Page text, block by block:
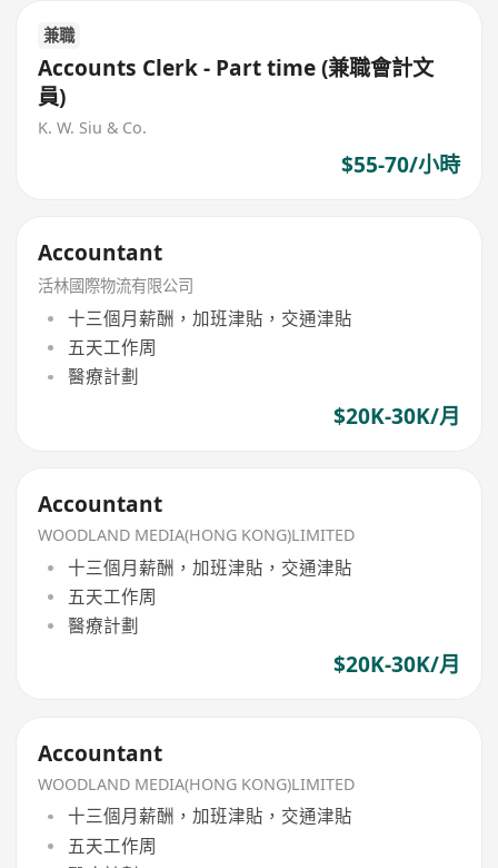
兼職
Accounts Clerk - Part time (兼職會計文
員)
K. W. Siu & Co.
$55-70/小時
Accountant
活林國際物流有限公司
十三個月薪酬，加班津貼，交通津貼
五天工作周
醫療計劃
$20K-30K/月
Accountant
WOODLAND MEDIA(HONG KONG)LIMITED
十三個月薪酬，加班津貼，交通津貼
五天工作周
醫療計劃
$20K-30K/月
Accountant
WOODLAND MEDIA(HONG KONG)LIMITED
十三個月薪酬，加班津貼，交通津貼
五天工作周